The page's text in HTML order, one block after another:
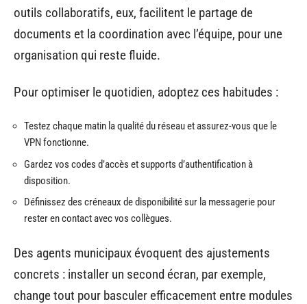
outils collaboratifs, eux, facilitent le partage de
documents et la coordination avec l’équipe, pour une
organisation qui reste fluide.
Pour optimiser le quotidien, adoptez ces habitudes :
Testez chaque matin la qualité du réseau et assurez-vous que le
VPN fonctionne.
Gardez vos codes d’accès et supports d’authentification à
disposition.
Définissez des créneaux de disponibilité sur la messagerie pour
rester en contact avec vos collègues.
Des agents municipaux évoquent des ajustements
concrets : installer un second écran, par exemple,
change tout pour basculer efficacement entre modules